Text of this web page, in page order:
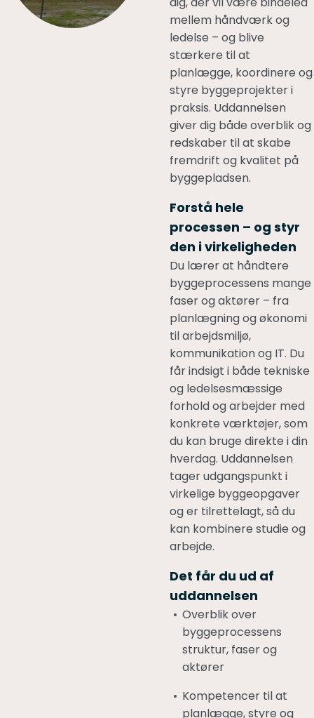
mellem håndværk og
ledelse – og blive
stærkere til at
planlægge, koordinere og
styre byggeprojekter i
praksis. Uddannelsen
giver dig både overblik og
redskaber til at skabe
fremdrift og kvalitet på
byggepladsen.
Forstå hele
processen – og styr
den i virkeligheden
Du lærer at håndtere
byggeprocessens mange
faser og aktører – fra
planlægning og økonomi
til arbejdsmiljø,
kommunikation og IT. Du
får indsigt i både tekniske
og ledelsesmæssige
forhold og arbejder med
konkrete værktøjer, som
du kan bruge direkte i din
hverdag. Uddannelsen
tager udgangspunkt i
virkelige byggeopgaver
og er tilrettelagt, så du
kan kombinere studie og
arbejde.
Det får du ud af
uddannelsen
Overblik over
byggeprocessens
struktur, faser og
aktører
Kompetencer til at
planlægge, styre og